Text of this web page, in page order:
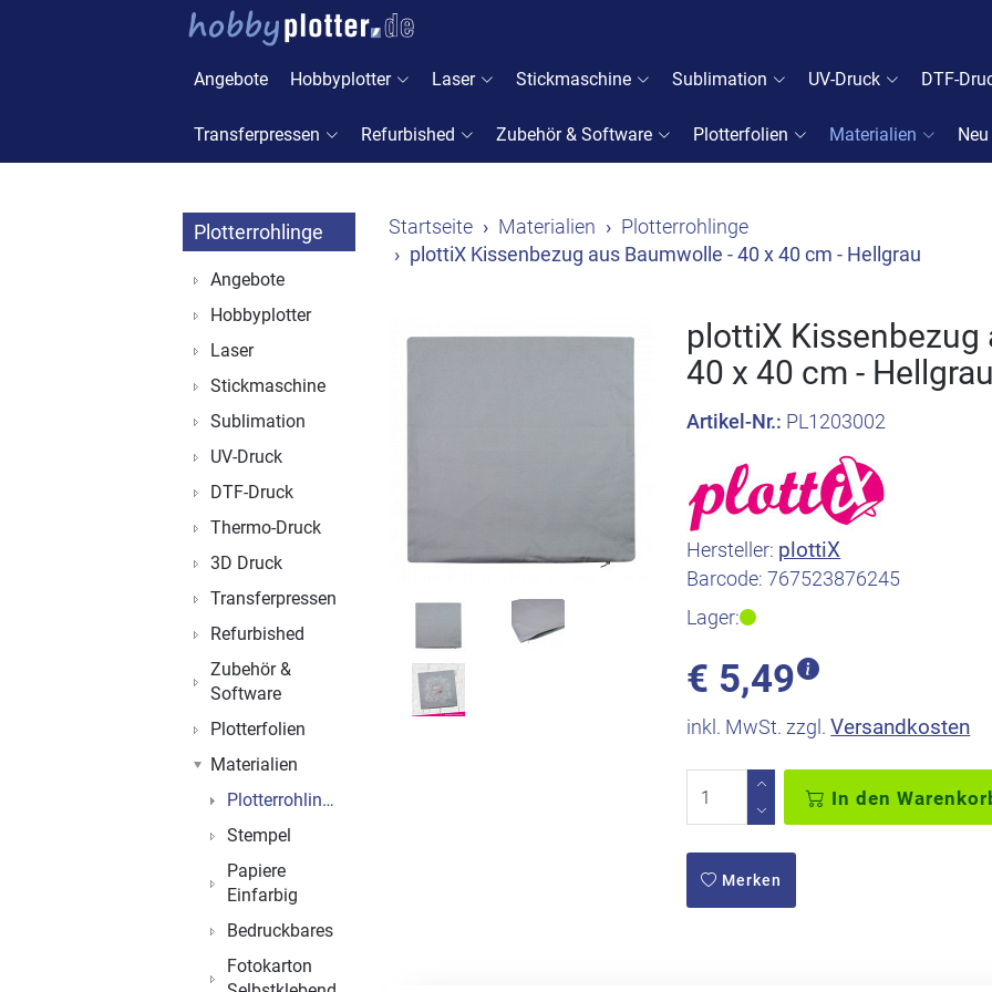
Angebote Hobbyplotter Laser Stickmaschine Sublimation UV-Druck DTF-
Transferpressen Refurbished Zubehör & Software Plotterfolien Materialien Neu
Startseite Materialien
Plotterrohlinge
plottiX Kissenbezug aus Baumwolle - 40 x 40 cm - Hellgrau
plottiX Kissenbezug
40 x 40 cm -
Artikel-Nr.: PL1203002
Hersteller: plottiX
Barcode:767523876245
Lager:
€ 5,49
inkl. MwSt. zzgl.Versandkosten
In den
Merken
Plotterrohlinge
Angebote
Hobbyplotter
Laser
Stickmaschine
Sublimation
UV-Druck
DTF-Druck
Thermo-Druck
3D Druck
Transferpressen
Refurbished
Zubehör &
Software
Plotterfolien
Materialien
Plotterrohlinge
Stempel
Papiere
Einfarbig
Bedruckbares
Fotokarton